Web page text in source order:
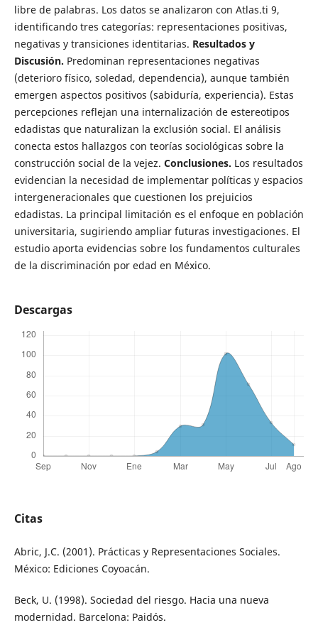
libre de palabras. Los datos se analizaron con Atlas.ti 9,
identificando tres categorías: representaciones positivas,
negativas y transiciones identitarias. Resultados y
Discusión. Predominan representaciones negativas
(deterioro físico, soledad, dependencia), aunque también
emergen aspectos positivos (sabiduría, experiencia). Estas
percepciones reflejan una internalización de estereotipos
edadistas que naturalizan la exclusión social. El análisis
conecta estos hallazgos con teorías sociológicas sobre la
construcción social de la vejez. Conclusiones. Los resultados
evidencian la necesidad de implementar políticas y espacios
intergeneracionales que cuestionen los prejuicios
edadistas. La principal limitación es el enfoque en población
universitaria, sugiriendo ampliar futuras investigaciones. El
estudio aporta evidencias sobre los fundamentos culturales
de la discriminación por edad en México.
Descargas
Citas
Abric, J.C. (2001). Prácticas y Representaciones Sociales.
México: Ediciones Coyoacán.
Beck, U. (1998). Sociedad del riesgo. Hacia una nueva
modernidad. Barcelona: Paidós.